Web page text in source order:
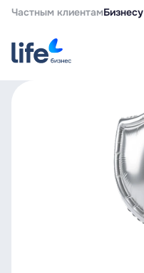
Частным клиентамБизнесу